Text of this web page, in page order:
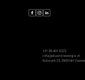
+31 85 401 5223
info@plusminenergie.nl
Bolwerk 23, 3905 NH